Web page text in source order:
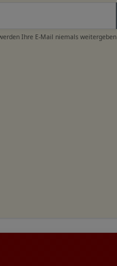
Ihre E-Mail niemals weitergeben